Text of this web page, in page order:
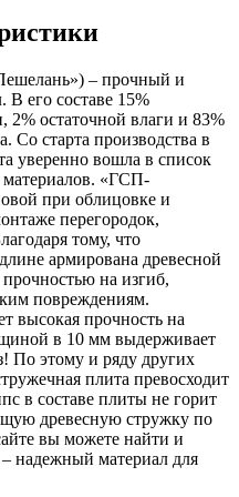
– прочный и
В его составе 15%
остаточной влаги и 83%
Со старта производства в
уверенно вошла в список
«ГСП-
при облицовке и
перегородок,
тому, что
армирована древесной
на изгиб,
повреждениям.
высокая прочность на
в 10 мм выдерживает
По этому и ряду других
плита превосходит
в составе плиты не горит
древесную стружку по
вы можете найти и
надежный материал для